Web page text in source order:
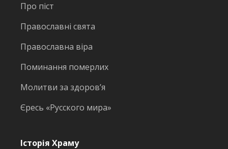
Про піст
Православні свята
Православна віра
Поминання померлих
Молитви за здоров’я
Єресь «Русского мира»
Історія Храму